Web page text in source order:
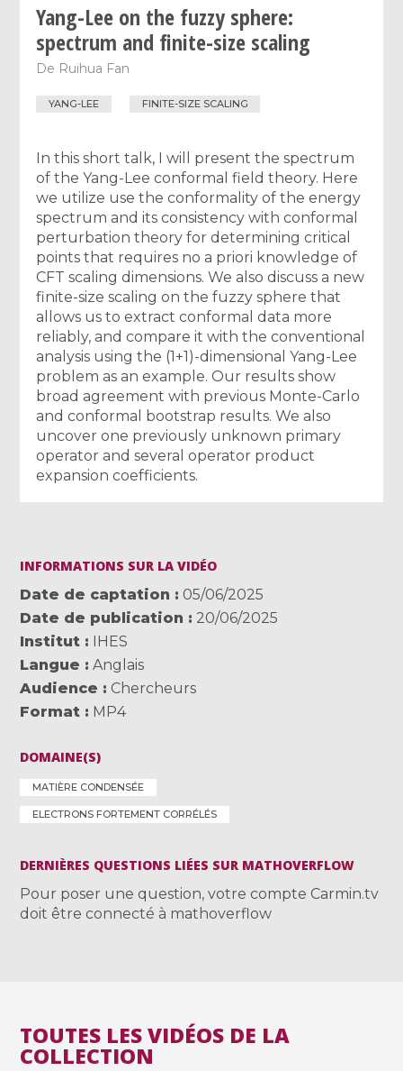
Yang-Lee on the fuzzy sphere:
spectrum and finite-size scaling
De Ruihua Fan
YANG-LEE FINITE-SIZE SCALING
In this short talk, I will present the spectrum
of the Yang-Lee conformal field theory. Here
we utilize use the conformality of the energy
spectrum and its consistency with conformal
perturbation theory for determining critical
points that requires no a priori knowledge of
CFT scaling dimensions. We also discuss a new
finite-size scaling on the fuzzy sphere that
allows us to extract conformal data more
reliably, and compare it with the conventional
analysis using the (1+1)-dimensional Yang-Lee
problem as an example. Our results show
broad agreement with previous Monte-Carlo
and conformal bootstrap results. We also
uncover one previously unknown primary
operator and several operator product
expansion coefficients.
INFORMATIONS SUR LA VIDÉO
Date de captation
05/06/2025
Date de publication
20/06/2025
Institut
IHES
Langue
Anglais
Audience
Chercheurs
Format
MP4
DOMAINE(S)
MATIÈRE CONDENSÉE
ELECTRONS FORTEMENT CORRÉLÉS
DERNIÈRES QUESTIONS LIÉES SUR MATHOVERFLOW
Pour poser une question, votre compte Carmin.tv
doit être connecté à mathoverflow
TOUTES LES VIDÉOS DE LA
COLLECTION